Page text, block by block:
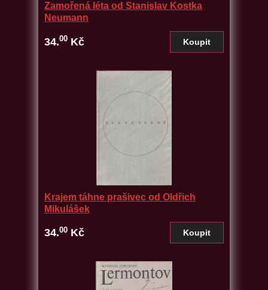
Zamořená léta od Stanislav Kostka
Neumann
34.00 Kč
Krajem táhne prašivec od Oldřich
Mikulášek
34.00 Kč